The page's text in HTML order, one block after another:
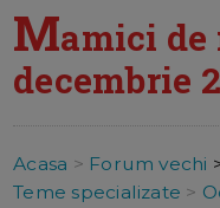
Mamici de
decembrie
Acasa > Forum vechi
Teme specializate >